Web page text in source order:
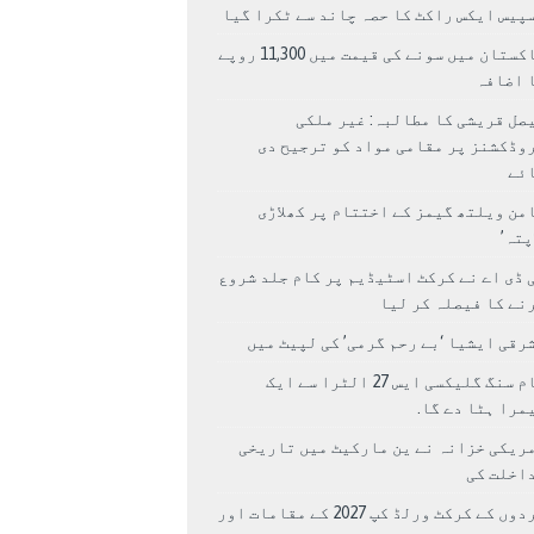
ایکس راکٹ کا حصہ چاند سے ٹکرا گیا
پاکستان میں سونے کی قیمت میں 11,300 روپے
اضافہ
قریشی کا مطالبہ: غیر ملکی
پر مقامی مواد کو ترجیح دی
ویلتھ گیمز کے اختتام پر کھلاڑی
ڈی اے نے کرکٹ اسٹیڈیم پر کام جلد شروع
کا فیصلہ کر لیا
ایشیا ‘بے رحم گرمی’ کی لپیٹ میں
سام سنگ گلیکسی ایس 27 الٹرا سے ایک
ہٹا دے گا.
خزانہ نے ین مارکیٹ میں تاریخی
کی
مردوں کے کرکٹ ورلڈ کپ 2027 کے مقامات اور